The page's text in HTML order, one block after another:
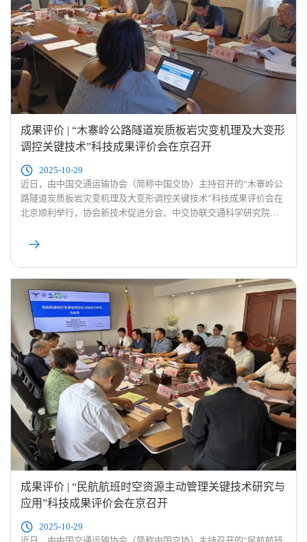
成果评价 | “木寨岭公路隧道炭质板岩灾变机理及大变形
调控关键技术”科技成果评价会在京召开
2025-10-29
近日，由中国交通运输协会（简称中国交协）主持召开的“木寨岭公
路隧道炭质板岩灾变机理及大变形调控关键技术”科技成果评价会在
北京顺利举行，协会新技术促进分会、中交协联交通科学研究院承
成果评价 | “民航航班时空资源主动管理关键技术研究与
应用”科技成果评价会在京召开
2025-10-29